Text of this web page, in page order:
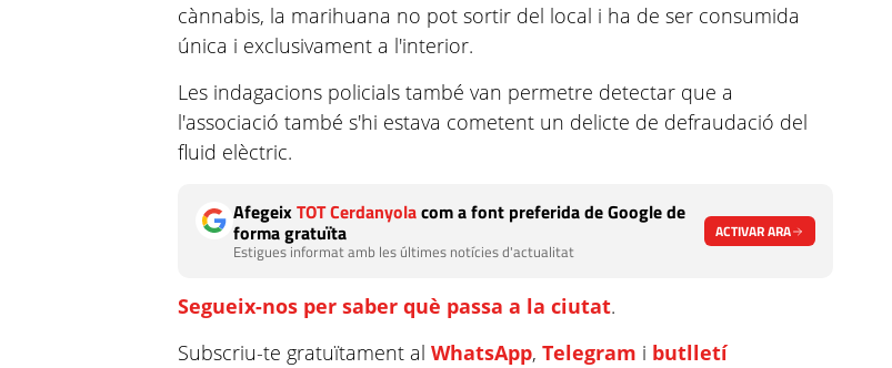
cànnabis, la marihuana no pot sortir del local i ha de ser consumida
única i exclusivament a l'interior.
Les indagacions policials també van permetre detectar que a
l'associació també s'hi estava cometent un delicte de defraudació del
fluid elèctric.
AfegeixTOT Cerdanyolacom a font preferida de Google de
forma gratuïta
Estigues informat amb les últimes notícies d'actualitat
ACTIVAR ARA
Segueix-nos per saber què passa a la ciutat.
Subscriu-te gratuïtament alWhatsApp,Telegram i butlletí